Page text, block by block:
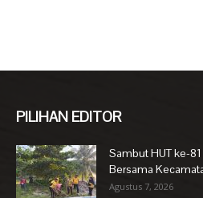
PILIHAN EDITOR
Sambut HUT ke-
Bersama
Agustus 7, 2026